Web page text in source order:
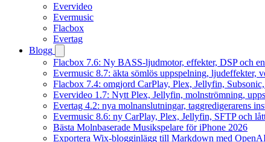
Evervideo
Evermusic
Flacbox
Evertag
Blogg
Flacbox 7.6: Ny BASS-ljudmotor, effekter, DSP och
Evermusic 8.7: äkta sömlös uppspelning, ljudeffekter,
Flacbox 7.4: omgjord CarPlay, Plex, Jellyfin,
Evervideo 1.7: Nytt Plex, Jellyfin, molnströmning,
Evertag 4.2: nya molnanslutningar, taggredigerarens
Evermusic 8.6: ny CarPlay, Plex, Jellyfin, SFTP och
Bästa Molnbaserade Musikspelare för iPhone 2026
Exportera Wix-blogginlägg till Markdown med